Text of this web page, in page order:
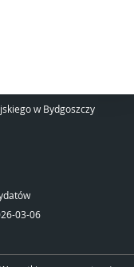
w Bydgoszczy
03-06